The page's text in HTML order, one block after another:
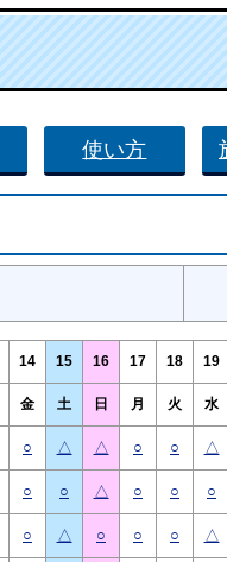
使い方
14 15 16 17 18 19
金 土 日 月 火 水
○ △ △ ○ ○ △
○ ○ △ ○ ○ ○
○ △ ○ ○ ○ △